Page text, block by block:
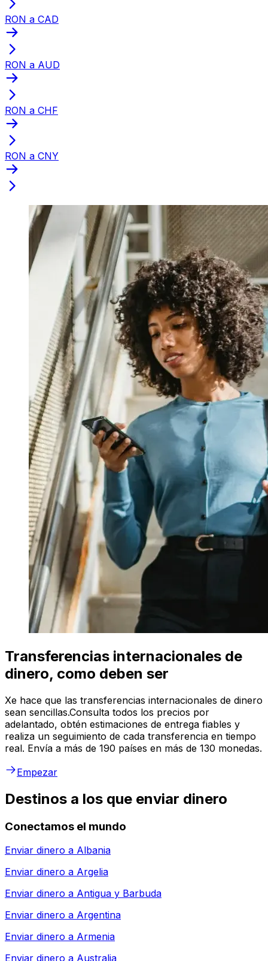
RON a CAD
RON a AUD
RON a CHF
RON a CNY
Transferencias internacionales de
dinero, como deben ser
Xe hace que las transferencias internacionales de dinero
sean sencillas.Consulta todos los precios por
adelantado, obtén estimaciones de entrega fiables y
realiza un seguimiento de cada transferencia en tiempo
real. Envía a más de 190 países en más de 130 monedas.
Empezar
Destinos a los que enviar dinero
Conectamos el mundo
Enviar dinero a Albania
Enviar dinero a Argelia
Enviar dinero a Antigua y Barbuda
Enviar dinero a Argentina
Enviar dinero a Armenia
Enviar dinero a Australia